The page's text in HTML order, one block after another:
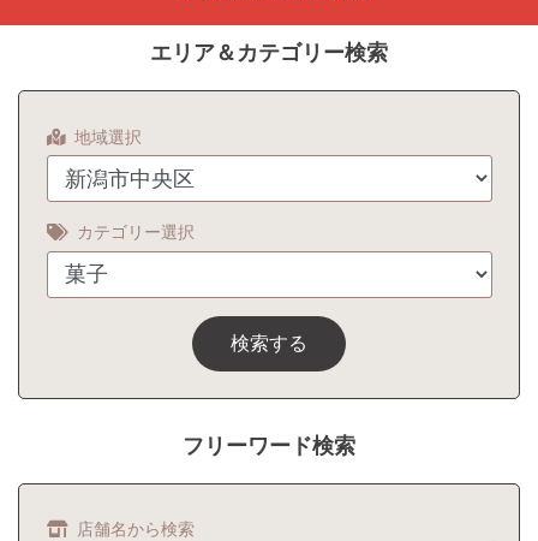
エリア＆カテゴリー検索
地域選択
カテゴリー選択
検索する
フリーワード検索
店舗名から検索